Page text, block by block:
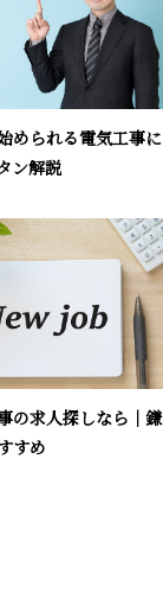
められる電気工事に
ン解説
の求人探しなら｜鎌
すめ